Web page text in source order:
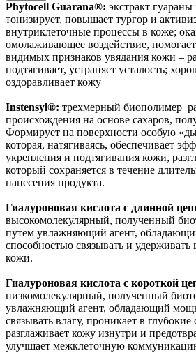
Phytocell Guarana®: экстракт гуараны
тонизирует, повышает тургор и
внутриклеточные процессы в коже;
омолаживающее воздействие, помогает
видимых признаков увядания кожи –
подтягивает, устраняет усталость;
оздоравливает кожу
Instensyl®: трехмерный биополимер
происхождения на основе сахаров,
Формирует на поверхности особую
которая, натягиваясь, обеспечивает
укрепления и подтягивания кожи,
который сохраняется в течение
нанесения продукта.
Гиалуроновая кислота с длинной
высокомолекулярный, полученный
путем увлажняющий агент,
способностью связывать и удерживать
кожи.
Гиалуроновая кислота с короткой
низкомолекулярный, полученный
увлажняющий агент, обладающий
связывать влагу, проникает в
разглаживает кожу изнутри и
улучшает межклеточную